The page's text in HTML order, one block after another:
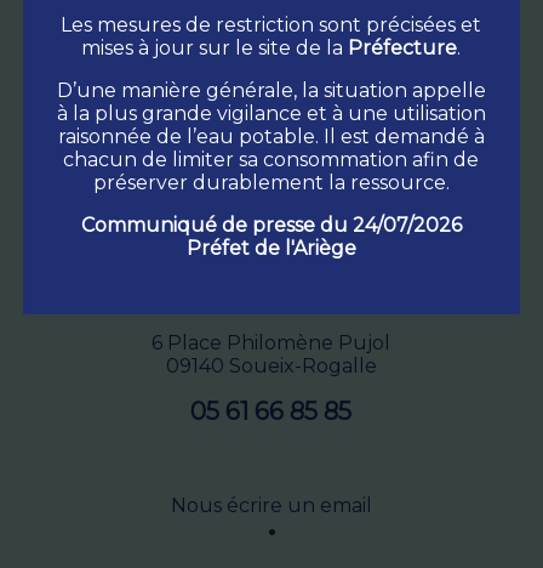
Commune
6 Place Philomène Pujol
09140 Soueix-Rogalle
05 61 66 85 85
Nous écrire un email
Les mesures de restriction sont précisées et
mises à jour sur le site de la Préfecture.
D’une manière générale, la situation appelle
à la plus grande vigilance et à une utilisation
raisonnée de l’eau potable. Il est demandé à
chacun de limiter sa consommation afin de
préserver durablement la ressource.
Communiqué de presse du 24/07/2026
Préfet de l'Ariège